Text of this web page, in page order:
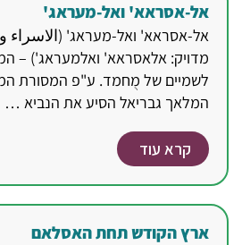
אל-אסראא' ואל-מעראג'
אל-אסראא' ואל-מעראג' (الاسراء
מדויק: אלאסראא' ואלמעראג') –
לשמיים של מֻחמד. ע"פ המסורת
המלאך גבריאל הסיע את הנביא …
קרא עוד
ארץ הקודש תחת האסלאם